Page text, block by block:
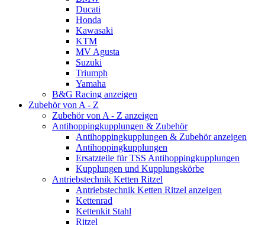
Ducati
Honda
Kawasaki
KTM
MV Agusta
Suzuki
Triumph
Yamaha
B&G Racing anzeigen
Zubehör von A - Z
Zubehör von A - Z anzeigen
Antihoppingkupplungen & Zubehör
Antihoppingkupplungen & Zubehör anzeigen
Antihoppingkupplungen
Ersatzteile für TSS Antihoppingkupplungen
Kupplungen und Kupplungskörbe
Antriebstechnik Ketten Ritzel
Antriebstechnik Ketten Ritzel anzeigen
Kettenrad
Kettenkit Stahl
Ritzel